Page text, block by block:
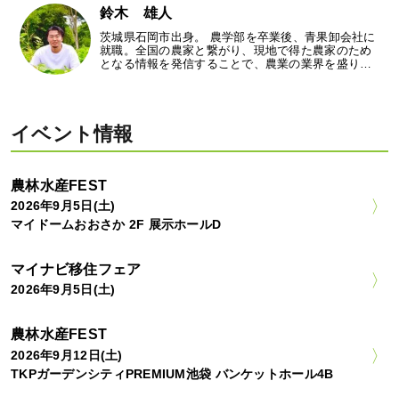
鈴木 雄人
茨城県石岡市出身。 農学部を卒業後、青果卸会社に
就職。全国の農家と繋がり、現地で得た農家のため
となる情報を発信することで、農業の業界を盛り…
イベント情報
農林水産FEST
2026年9月5日(土)
マイドームおおさか 2F 展示ホールD
マイナビ移住フェア
2026年9月5日(土)
農林水産FEST
2026年9月12日(土)
TKPガーデンシティPREMIUM池袋 バンケットホール4B